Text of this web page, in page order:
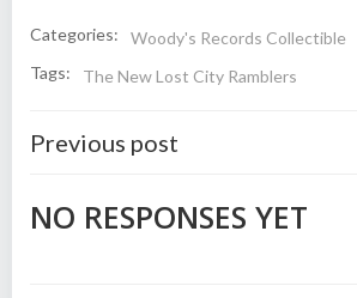
Categories:
Woody's Records Collectible
Tags:
The New Lost City Ramblers
Post
navigation
Previous post
NO RESPONSES YET